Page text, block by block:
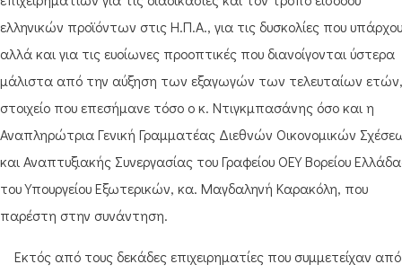
ελληνικών προϊόντων στις Η.Π.Α., για τις δυσκολίες που
αλλά και για τις ευοίωνες προοπτικές που διανοίγονται ύστερα
μάλιστα από την αύξηση των εξαγωγών των τελευταίων ετών,
στοιχείο που επεσήμανε τόσο ο κ. Ντιγκμπασάνης όσο και η
Αναπληρώτρια Γενική Γραμματέας Διεθνών Οικονομικών
και Αναπτυξιακής Συνεργασίας του Γραφείου ΟΕΥ Βορείου
του Υπουργείου Εξωτερικών, κα. Μαγδαληνή Καρακόλη, που
παρέστη στην συνάντηση.
Εκτός από τους δεκάδες επιχειρηματίες που συμμετείχαν από